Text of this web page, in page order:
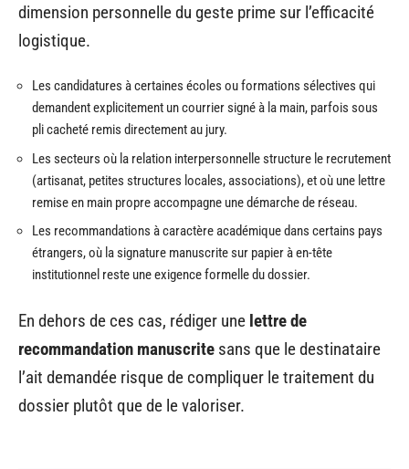
dimension personnelle du geste prime sur l’efficacité
logistique.
Les candidatures à certaines écoles ou formations sélectives qui
demandent explicitement un courrier signé à la main, parfois sous
pli cacheté remis directement au jury.
Les secteurs où la relation interpersonnelle structure le recrutement
(artisanat, petites structures locales, associations), et où une lettre
remise en main propre accompagne une démarche de réseau.
Les recommandations à caractère académique dans certains pays
étrangers, où la signature manuscrite sur papier à en-tête
institutionnel reste une exigence formelle du dossier.
En dehors de ces cas, rédiger une lettre de
recommandation manuscrite sans que le destinataire
l’ait demandée risque de compliquer le traitement du
dossier plutôt que de le valoriser.